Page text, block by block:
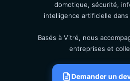
domotique, sécurité,
intelligence artificielle
Basés à Vitré, nous
entreprises et
Demander un